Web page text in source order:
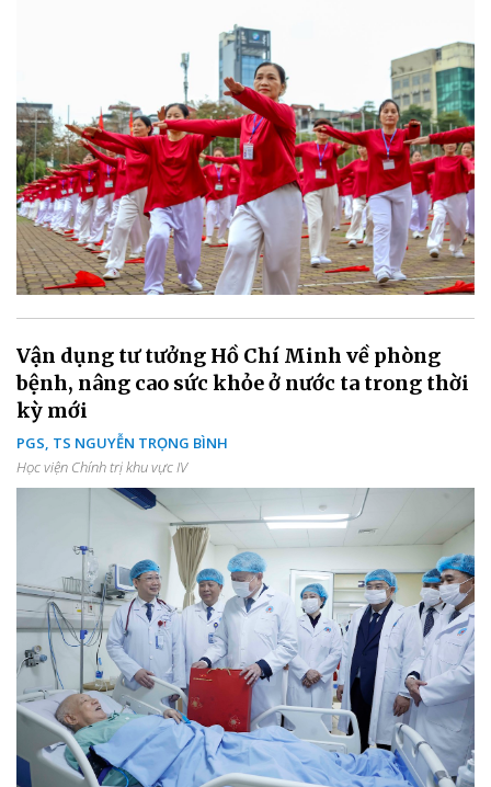
Vận dụng tư tưởng Hồ Chí Minh về phòng
bệnh, nâng cao sức khỏe ở nước ta trong thời
kỳ mới
PGS, TS NGUYỄN TRỌNG BÌNH
Học viện Chính trị khu vực IV